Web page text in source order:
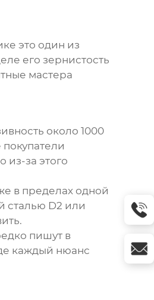
это один из
его зернистость
мастера
около 1000
из-за этого
в пределах одной
сталью D2 или
пишут в
каждый нюанс